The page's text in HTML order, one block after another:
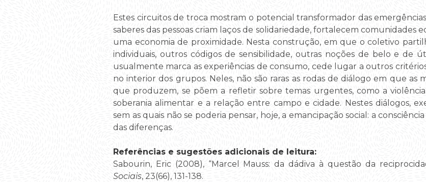
Estes circuitos de troca mostram o potencial transformador das
saberes das pessoas criam laços de solidariedade, fortalecem comunidades
uma economia de proximidade. Nesta construção, em que o coletivo
individuais, outros códigos de sensibilidade, outras noções de belo e de
usualmente marca as experiências de consumo, cede lugar a outros
no interior dos grupos. Neles, não são raras as rodas de diálogo em que as
que produzem, se põem a refletir sobre temas urgentes, como a
soberania alimentar e a relação entre campo e cidade. Nestes diálogos,
sem as quais não se poderia pensar, hoje, a emancipação social: a
das diferenças.
Referências e sugestões adicionais de leitura:
Sabourin, Eric (2008), “Marcel Mauss: da dádiva à questão da
Sociais, 23(66), 131-138.